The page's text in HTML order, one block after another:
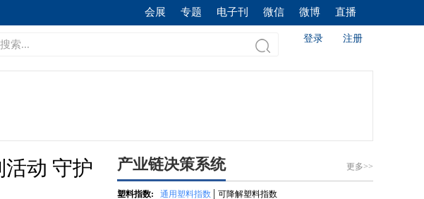
会展 专题 电子刊 微信 微博 直播
登录 注册
动 守护